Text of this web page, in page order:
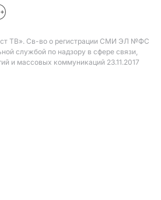
ТВ». Св-во о регистрации СМИ ЭЛ №ФС
службой по надзору в сфере связи,
и массовых коммуникаций 23.11.2017